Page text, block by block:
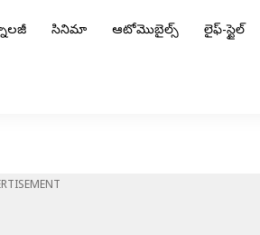
సినిమా ఆటోమొబైల్స్ లైఫ్-స్టైల్